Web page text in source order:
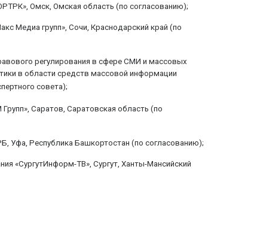
Омск, Омская область (по согласованию);
Медиа групп», Сочи, Краснодарский край (по
регулирования в сфере СМИ и массовых
в области средств массовой информации
совета);
Саратов, Саратовская область (по
Уфа, Республика Башкортостан (по согласованию);
«СургутИнформ-ТВ», Сургут, Ханты-Мансийский